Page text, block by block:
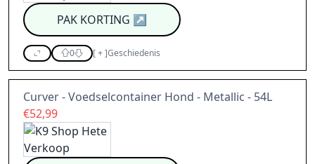
PAK KORTING ↗
0 [+]Geschiedenis
Curver - Voedselcontainer Hond - Metallic - 54L
€52,99